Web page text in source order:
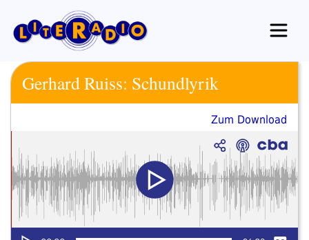
Inhalt
springen
Gerhard Ruiss: Schundlyrik
Zum Download